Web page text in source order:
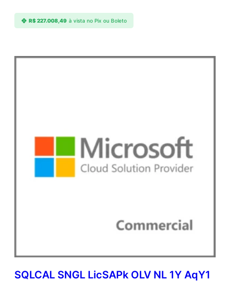
R$227.008,49 à vista no Pix ou Boleto
SQLCAL SNGL LicSAPk OLV NL 1Y AqY1